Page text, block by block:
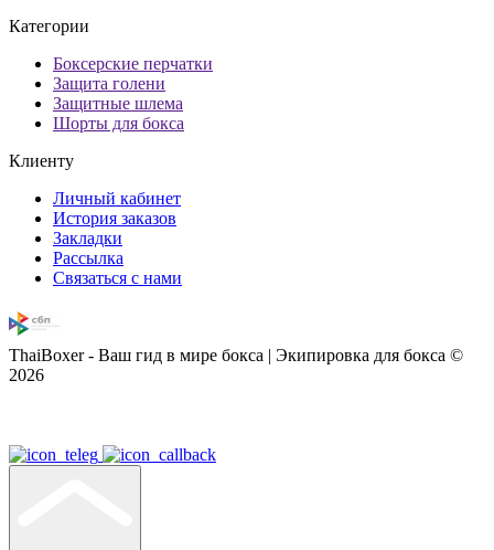
Категории
Боксерские перчатки
Защита голени
Защитные шлема
Шорты для бокса
Клиенту
Личный кабинет
История заказов
Закладки
Рассылка
Связаться с нами
ThaiBoxer - Ваш гид в мире бокса | Экипировка для бокса ©
2026